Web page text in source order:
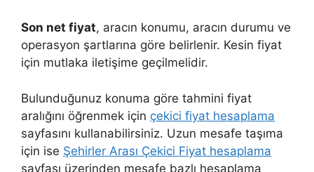
Son net fiyat, aracın konumu, aracın durumu ve
operasyon şartlarına göre belirlenir. Kesin fiyat
için mutlaka iletişime geçilmelidir.
Bulunduğunuz konuma göre tahmini fiyat
aralığını öğrenmek için çekici fiyat hesaplama
sayfasını kullanabilirsiniz. Uzun mesafe taşıma
için ise Şehirler Arası Çekici Fiyat hesaplama
sayfası üzerinden mesafe bazlı hesaplama